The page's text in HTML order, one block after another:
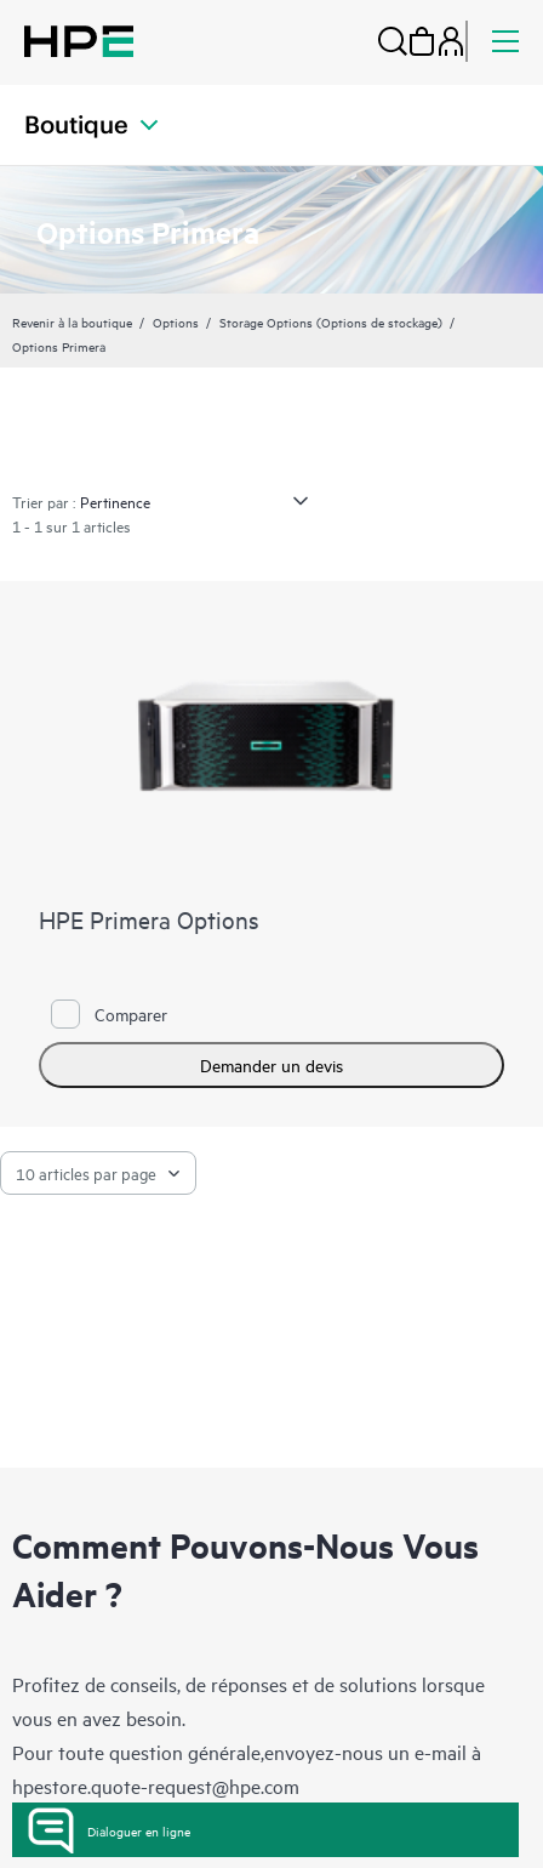
Boutique
Options Primera
Revenir à la boutique Options
Storage Options (Options de stockage)
Options Primera
Trier par :
1 - 1 sur 1 articles
HPE Primera Options
Comparer
Demander un devis
Comment Pouvons-Nous Vous
Aider ?
Profitez de conseils, de réponses et de solutions lorsque
vous en avez besoin.
Pour toute question générale,envoyez-nous un e-mail à
hpestore.quote-request@hpe.com
Dialoguer en ligne